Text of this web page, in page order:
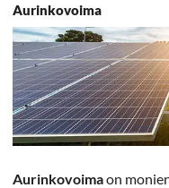
Aurinkovoima
Aurinkovoimaon